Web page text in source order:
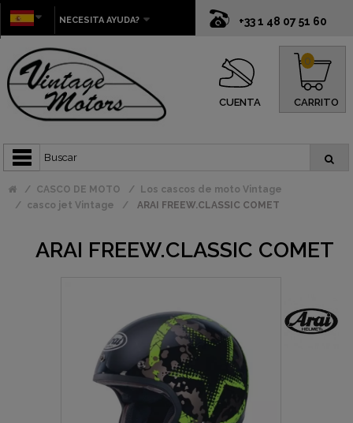
+33 1 48 07 51 60
NECESITA AYUDA?
CUENTA CARRITO
0
CASCO DE MOTO
Los cascos de moto Vintage
casco jet Vintage
ARAI FREEW.CLASSIC COMET
ARAI FREEW.CLASSIC COMET